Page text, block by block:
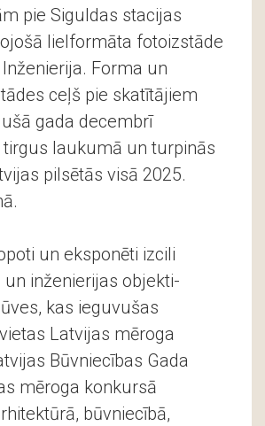
pie Siguldas stacijas
lielformāta fotoizstāde
Forma un
ceļš pie skatītājiem
gada decembrī
laukumā un turpinās
pilsētās visā 2025.
un eksponēti izcili
inženierijas objekti-
kas ieguvušas
Latvijas mēroga
Būvniecības Gada
mēroga konkursā
būvniecībā,